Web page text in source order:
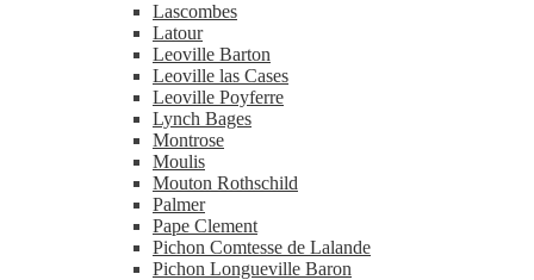
Lascombes
Latour
Leoville Barton
Leoville las Cases
Leoville Poyferre
Lynch Bages
Montrose
Moulis
Mouton Rothschild
Palmer
Pape Clement
Pichon Comtesse de Lalande
Pichon Longueville Baron